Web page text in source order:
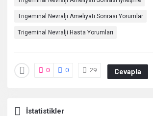
Trigeminal Nevralji Ameliyatı Sonrası Yorumlar
Trigeminal Nevralji Hasta Yorumları
0 0 29 Cevapla
İstatistikler